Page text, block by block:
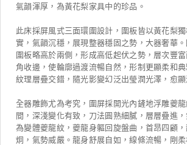
氣韻渾厚，為黃花梨家具中的珍品。
此床採屏風式三面環圍設計，圍板皆以黃花梨
實，氣韻沉穩，展現整器穩固之勢，大器奢華
圍板略高於兩側，形成高低起伏之勢，層次豐
角收邊，使輪廓過渡流暢自然，形制更顯柔和
紋理層疊交錯，隨光影變幻泛出瑩潤光澤，愈顯
全器雕飾尤為考究，圍屏採開光內鏟地浮雕夔
間，深淺變化有致，刀法圓熟細膩，層層疊進
為變體夔龍紋，夔龍身軀回旋盤曲，首昂四顧
炯，氣勢威嚴。龍身舒展自如，線條流暢，剛